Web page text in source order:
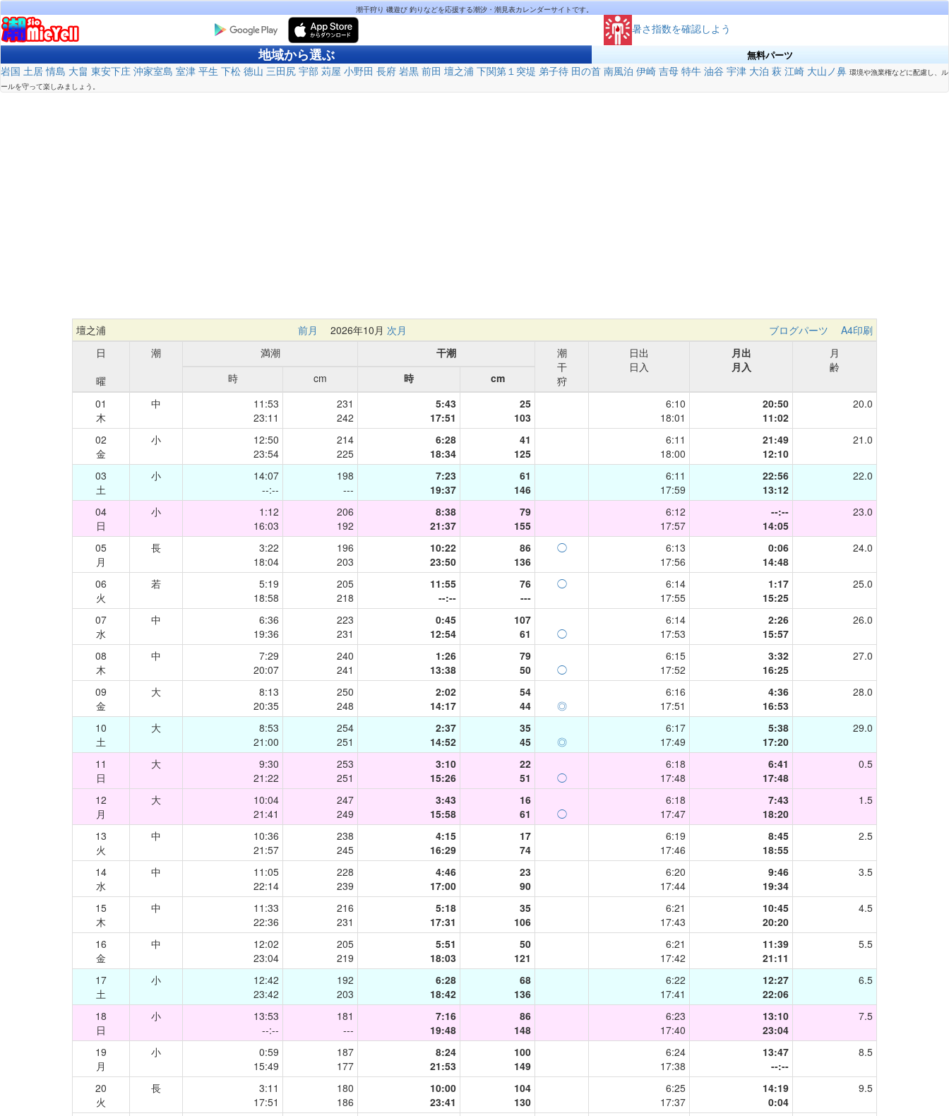
潮干狩り 磯遊び 釣りなどを応援する潮汐・潮見表カレンダーサイトです。
暑さ指数を確認しよう
地域から選ぶ 無料パーツ
岩国 土居 情島 大畠 東安下庄 沖家室島 室津 平生 下松 徳山 三田尻 宇部 苅屋 小野田 長府 岩黒 前田 壇之浦 下関第１突堤 弟子待 田の首 南風泊 伊崎 吉母 特牛 油谷 宇津 大泊 萩 江崎 大山ノ鼻 環境や漁業権などに配慮し、ル
ールを守って楽しみましょう。
壇之浦 前月 2026年10月 次月 ブログパーツ
A4印刷
日
曜
潮 満潮 干潮
潮
干
狩
日出
日入
月出
月入
月
齢
時
cm 時
cm
01
木
中
11:53
23:11
231
242
5:43
17:51
25
103
6:10
18:01
20:50
11:02
20.0
02
金
小
12:50
23:54
214
225
6:28
18:34
41
125
6:11
18:00
21:49
12:10
21.0
03
土
小
14:07
--:--
198
---
7:23
19:37
61
146
6:11
17:59
22:56
13:12
22.0
04
日
小
1:12
16:03
206
192
8:38
21:37
79
155
6:12
17:57
--:--
14:05
23.0
05
月
長
3:22
18:04
196
203
10:22
23:50
86
136
◯
6:13
17:56
0:06
14:48
24.0
06
火
若
5:19
18:58
205
218
11:55
--:--
76
---
◯
6:14
17:55
1:17
15:25
25.0
07
水
中
6:36
19:36
223
231
0:45
12:54
107
61
◯
6:14
17:53
2:26
15:57
26.0
08
木
中
7:29
20:07
240
241
1:26
13:38
79
50
◯
6:15
17:52
3:32
16:25
27.0
09
金
大
8:13
20:35
250
248
2:02
14:17
54
44
◎
6:16
17:51
4:36
16:53
28.0
10
土
大
8:53
21:00
254
251
2:37
14:52
35
45
◎
6:17
17:49
5:38
17:20
29.0
11
日
大
9:30
21:22
253
251
3:10
15:26
22
51
◯
6:18
17:48
6:41
17:48
0.5
12
月
大
10:04
21:41
247
249
3:43
15:58
16
61
◯
6:18
17:47
7:43
18:20
1.5
13
火
中
10:36
21:57
238
245
4:15
16:29
17
74
6:19
17:46
8:45
18:55
2.5
14
水
中
11:05
22:14
228
239
4:46
17:00
23
90
6:20
17:44
9:46
19:34
3.5
15
木
中
11:33
22:36
216
231
5:18
17:31
35
106
6:21
17:43
10:45
20:20
4.5
16
金
中
12:02
23:04
205
219
5:51
18:03
50
121
6:21
17:42
11:39
21:11
5.5
17
土
小
12:42
23:42
192
203
6:28
18:42
68
136
6:22
17:41
12:27
22:06
6.5
18
日
小
13:53
--:--
181
---
7:16
19:48
86
148
6:23
17:40
13:10
23:04
7.5
19
月
小
0:59
15:49
187
177
8:24
21:53
100
149
6:24
17:38
13:47
--:--
8.5
20
火
長
3:11
17:51
180
186
10:00
23:41
104
130
6:25
17:37
14:19
0:04
9.5